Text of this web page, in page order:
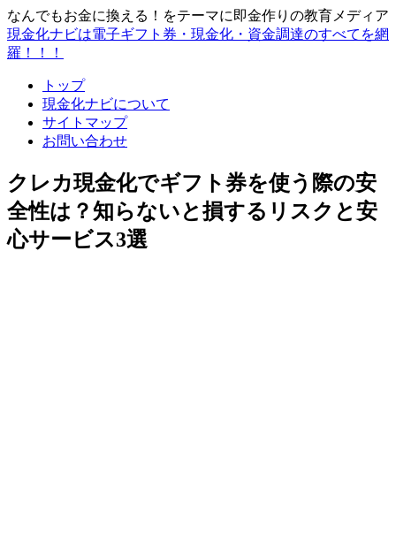
なんでもお金に換える！をテーマに即金作りの教育メディア
現金化ナビは電子ギフト券・現金化・資金調達のすべてを網
羅！！！
トップ
現金化ナビについて
サイトマップ
お問い合わせ
クレカ現金化でギフト券を使う際の安
全性は？知らないと損するリスクと安
心サービス3選